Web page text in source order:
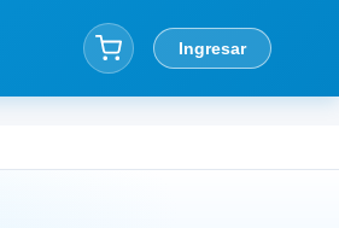
Ingresar